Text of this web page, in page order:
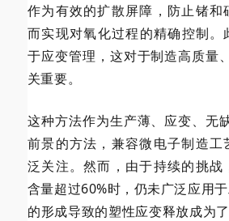
作为有效的扩散屏障，防止锗和
而实现对氧化过程的精确控制。
于应变管理，这对于制造高质量
关重要。
这种方法作为生产薄、应变、无
前景的方法，兼容微电子制造工
泛关注。然而，由于持续的挑战
含量超过60%时，仍未广泛应用
的形成导致的塑性应变释放成为